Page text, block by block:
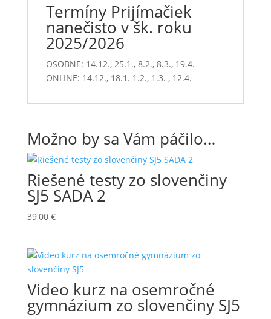
Termíny Prijímačiek
nanečisto v šk. roku
2025/2026
OSOBNE: 14.12., 25.1., 8.2., 8.3., 19.4.
ONLINE: 14.12., 18.1. 1.2., 1.3. , 12.4.
Možno by sa Vám páčilo…
Riešené testy zo slovenčiny
SJ5 SADA 2
39,00 €
Video kurz na osemročné
gymnázium zo slovenčiny SJ5